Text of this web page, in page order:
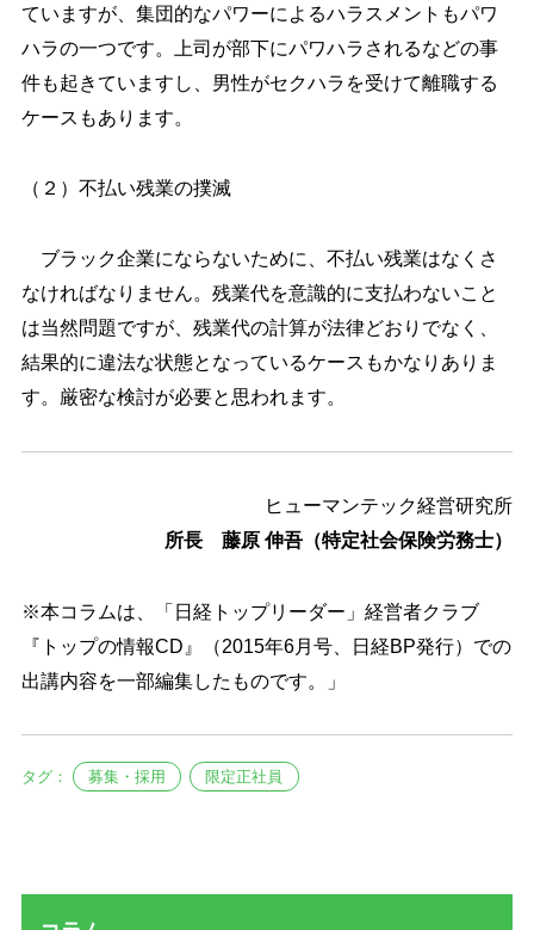
ていますが、集団的なパワーによるハラスメントもパワ
ハラの一つです。上司が部下にパワハラされるなどの事
件も起きていますし、男性がセクハラを受けて離職する
ケースもあります。
（２）不払い残業の撲滅
ブラック企業にならないために、不払い残業はなくさ
なければなりません。残業代を意識的に支払わないこと
は当然問題ですが、残業代の計算が法律どおりでなく、
結果的に違法な状態となっているケースもかなりありま
す。厳密な検討が必要と思われます。
ヒューマンテック経営研究所
所長 藤原 伸吾（特定社会保険労務士）
※本コラムは、「日経トップリーダー」経営者クラブ
『トップの情報CD』（2015年6月号、日経BP発行）での
出講内容を一部編集したものです。」
タグ： 募集・採用 限定正社員